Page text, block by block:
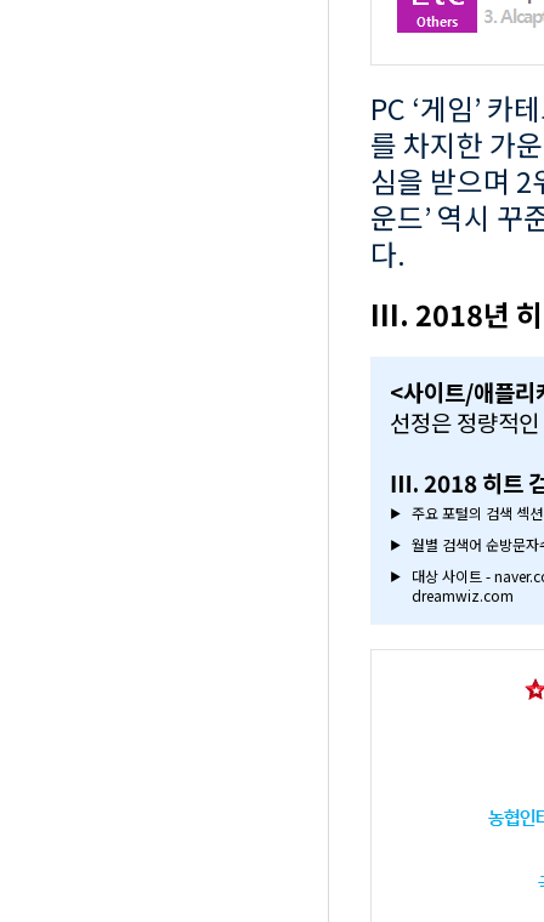
PC ‘게임’ 카
를 차지한 가
심을 받으며 2
운드’ 역시 꾸
다.
III. 2018년
<사이트/애플리
선정은 정량적
Ⅲ. 2018 히트
▶ 주요 포털의 검색 섹
▶ 월별 검색어 순방문
▶
대상 사이트 -
dreamwiz.com